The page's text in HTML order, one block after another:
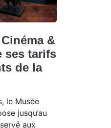
&
ses tarifs
de la
le Musée
jusqu’au
aux